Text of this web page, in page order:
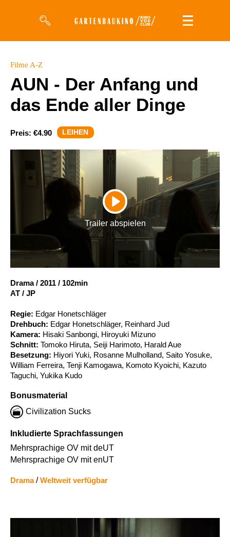
Magazin
Kuratierungen
Events
So geht’s
Filmpakete
Gutscheine
& Filmpässe
Account
Suche
Filme A-Z
AUN - Der Anfang und
das Ende aller Dinge
Preis: €4.90 LEIHEN
PLAY
Trailer abspielen
Drama / 2011 / 102min
AT / JP
Regie: Edgar Honetschläger
Drehbuch: Edgar Honetschläger, Reinhard Jud
Kamera: Hisaki Sanbongi, Hiroyuki Mizuno
Schnitt: Tomoko Hiruta, Seiji Harimoto, Harald Aue
Besetzung: Hiyori Yuki, Rosanne Mulholland, Saito Yosuke,
William Ferreira, Tenji Kamogawa, Komoto Kyoichi, Kazuto
Taguchi, Yukika Kudo
Bonusmaterial
Civilization Sucks
Inkludierte Sprachfassungen
Mehrsprachige OV mit deUT
Mehrsprachige OV mit enUT
Drama/Weltweit verfügbar